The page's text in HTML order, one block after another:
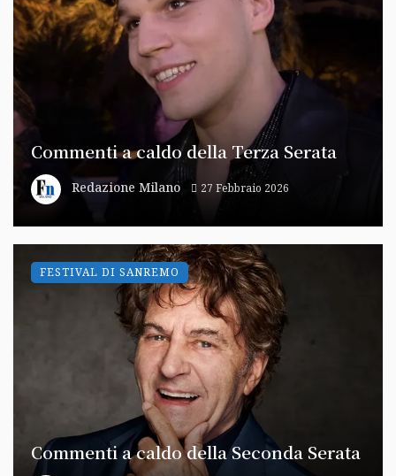
Commenti a caldo della Terza Serata
Redazione Milano 27 Febbraio 2026
Commenti a caldo della Seconda Serata
FESTIVAL DI SANREMO